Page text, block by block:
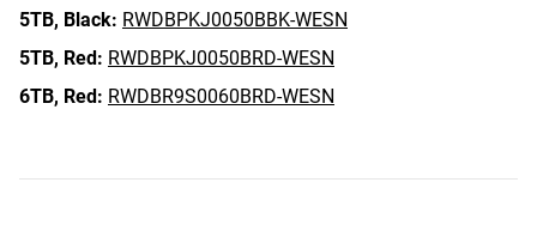
5TB, Black: RWDBPKJ0050BBK-WESN
5TB, Red: RWDBPKJ0050BRD-WESN
6TB, Red: RWDBR9S0060BRD-WESN